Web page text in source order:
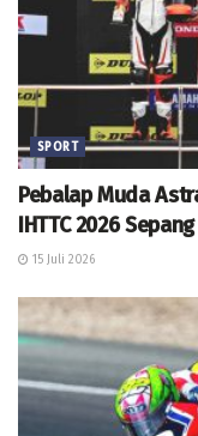
SPORT
Pebalap Muda
IHTTC 2026 Sepang
15 Juli 2026